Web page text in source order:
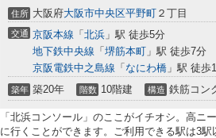
住所 大阪府大阪市中央区平野町 ２丁目
交通 京阪本線 「 北浜 」駅 徒歩5分
地下鉄中央線 「 堺筋本町 」駅 徒歩7分
京阪電鉄中之島線 「 なにわ橋 」駅 徒歩
築年 築20年 階数 10階建 構造 鉄筋コン
「北浜コンソール」のここがイチオシ。高ニ
に行くことができます。ご利用できる駅は3